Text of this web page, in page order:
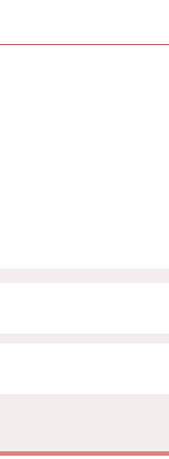
₪0 - ₪3000